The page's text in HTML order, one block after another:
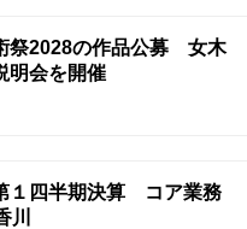
祭2028の作品公募 女木
明会を開催
１四半期決算 コア業務